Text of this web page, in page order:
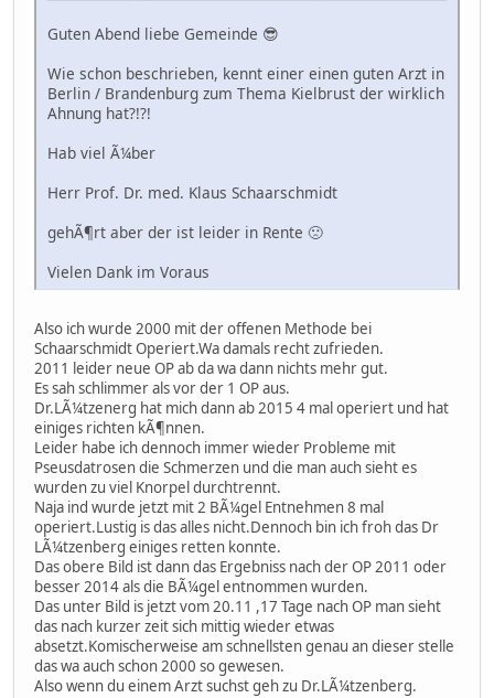
Guten Abend liebe Gemeinde 😎
Wie schon beschrieben, kennt einer einen guten Arzt in
Berlin / Brandenburg zum Thema Kielbrust der wirklich
Ahnung hat?!?!
Hab viel Ã¼ber
Herr Prof. Dr. med. Klaus Schaarschmidt
gehÃ¶rt aber der ist leider in Rente 🙁
Vielen Dank im Voraus
Also ich wurde 2000 mit der offenen Methode bei
Schaarschmidt Operiert.Wa damals recht zufrieden.
2011 leider neue OP ab da wa dann nichts mehr gut.
Es sah schlimmer als vor der 1 OP aus.
Dr.LÃ¼tzenerg hat mich dann ab 2015 4 mal operiert und hat
einiges richten kÃ¶nnen.
Leider habe ich dennoch immer wieder Probleme mit
Pseusdatrosen die Schmerzen und die man auch sieht es
wurden zu viel Knorpel durchtrennt.
Naja ind wurde jetzt mit 2 BÃ¼gel Entnehmen 8 mal
operiert.Lustig is das alles nicht.Dennoch bin ich froh das Dr
LÃ¼tzenberg einiges retten konnte.
Das obere Bild ist dann das Ergebniss nach der OP 2011 oder
besser 2014 als die BÃ¼gel entnommen wurden.
Das unter Bild is jetzt vom 20.11 ,17 Tage nach OP man sieht
das nach kurzer zeit sich mittig wieder etwas
absetzt.Komischerweise am schnellsten genau an dieser stelle
das wa auch schon 2000 so gewesen.
Also wenn du einem Arzt suchst geh zu Dr.LÃ¼tzenberg.